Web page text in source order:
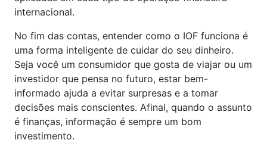
internacional.
No fim das contas, entender como o IOF funciona é
uma forma inteligente de cuidar do seu dinheiro.
Seja você um consumidor que gosta de viajar ou um
investidor que pensa no futuro, estar bem-
informado ajuda a evitar surpresas e a tomar
decisões mais conscientes. Afinal, quando o assunto
é finanças, informação é sempre um bom
investimento.